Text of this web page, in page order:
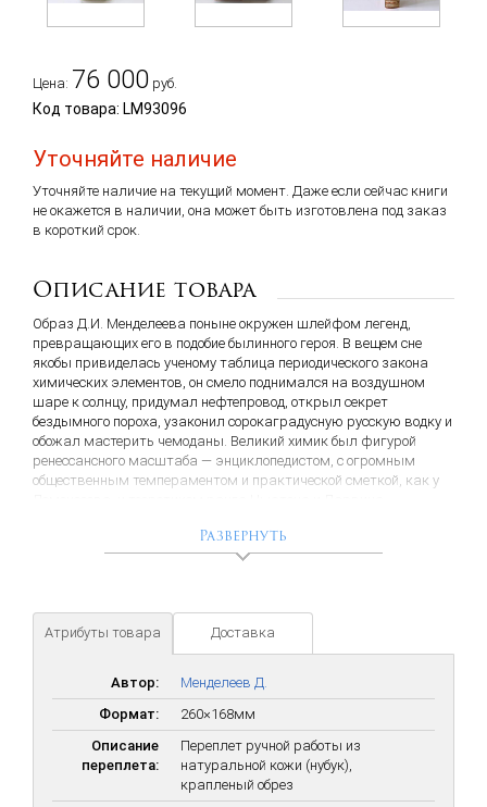
Цена: 76 000 руб.
Код товара: LM93096
Уточняйте наличие
Уточняйте наличие на текущий момент. Даже если сейчас книги
не окажется в наличии, она может быть изготовлена под заказ
в короткий срок.
Описание товара
Образ Д.И. Менделеева поныне окружен шлейфом легенд,
превращающих его в подобие былинного героя. В вещем сне
якобы привиделась ученому таблица периодического закона
химических элементов, он смело поднимался на воздушном
шаре к солнцу, придумал нефтепровод, открыл секрет
бездымного пороха, узаконил сорокаградусную русскую водку и
обожал мастерить чемоданы. Великий химик был фигурой
ренессансного масштаба — энциклопедистом, с огромным
общественным темпераментом и практической сметкой, как у
дисциплин. Открытый им периодический закон,
подтвержденный позднейшими открытиями в атомной физике,
превосходным русским языком научный труд «Основы химии»
(1869–1871), Менделеев по сути дела занимался
родовспоможением и оформлением грандиозной и
всеобъемлющей физико-химической теории, сохраняющей
непреходящее значение.
Развернуть
Атрибуты товара Доставка
Автор:
Менделеев Д.
Формат:
260×168мм
Описание
переплета:
Переплет ручной работы из
натуральной кожи (нубук),
крапленый обрез